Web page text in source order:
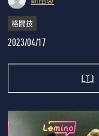
格闘技
2023/04/17